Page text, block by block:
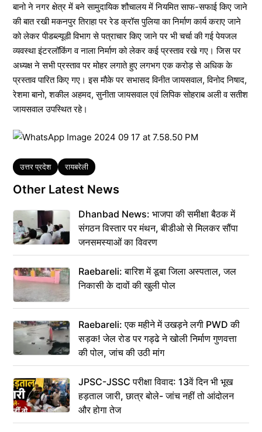
बानो ने नगर क्षेत्र में बने सामुदायिक शौचालय में नियमित साफ-सफाई किए जाने
की बात रखी मकनपुर तिराहा पर रेड क्रॉस पुलिया का निर्माण कार्य कराए जाने
को लेकर पीडब्ल्यूडी विभाग से पत्राचार किए जाने पर भी चर्चा की गई पेयजल
व्यवस्था इंटरलॉकिंग व नाला निर्माण को लेकर कई प्रस्ताव रखे गए। जिस पर
अध्यक्ष ने सभी प्रस्ताव पर मोहर लगाते हुए लगभग एक करोड़ से अधिक के
प्रस्ताव पारित किए गए। इस मौके पर सभासद विनीत जायसवाल, विनोद निषाद,
रेशमा बानो, शकील अहमद, सुनीता जायसवाल एवं लिपिक सोहराब अली व सतीश
जायसवाल उपस्थित रहे।
Tags
उत्तर प्रदेश रायबरेली
Other Latest News
Dhanbad News: भाजपा की समीक्षा बैठक में
संगठन विस्तार पर मंथन, बीडीओ से मिलकर सौंपा
जनसमस्याओं का विवरण
Raebareli: बारिश में डूबा जिला अस्पताल, जल
निकासी के दावों की खुली पोल
Raebareli: एक महीने में उखड़ने लगी PWD की
सड़क! जेल रोड पर गड्ढे ने खोली निर्माण गुणवत्ता
की पोल, जांच की उठी मांग
JPSC-JSSC परीक्षा विवाद: 13वें दिन भी भूख
हड़ताल जारी, छात्र बोले- जांच नहीं तो आंदोलन
और होगा तेज